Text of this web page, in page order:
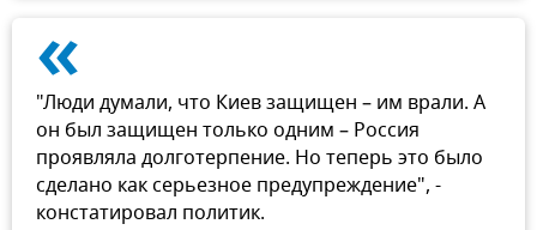
«
"Люди думали, что Киев защищен – им врали. А
он был защищен только одним – Россия
проявляла долготерпение. Но теперь это было
сделано как серьезное предупреждение", -
констатировал политик.